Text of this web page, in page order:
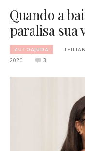
Quando a
paralisa sua
AUTOAJUDA
2020
3